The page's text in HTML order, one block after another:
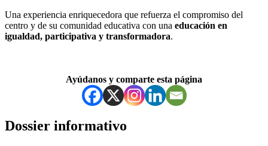
Una experiencia enriquecedora que refuerza el compromiso del
centro y de su comunidad educativa con una educación en
igualdad, participativa y transformadora.
principal
Ayúdanos y comparte esta página
Dossier informativo